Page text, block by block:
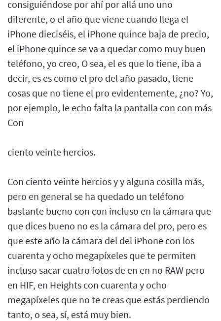
consiguiéndose por ahí por allá uno uno
diferente, o el año que viene cuando llega el
iPhone dieciséis, el iPhone quince baja de precio,
el iPhone quince se va a quedar como muy buen
teléfono, yo creo, O sea, el es que lo tiene, iba a
decir, es es como el pro del año pasado, tiene
cosas que no tiene el pro evidentemente, ¿no? Yo,
por ejemplo, le echo falta la pantalla con con más
Con
ciento veinte hercios.
Con ciento veinte hercios y y alguna cosilla más,
pero en general se ha quedado un teléfono
bastante bueno con con incluso en la cámara que
que dices bueno no es la cámara del pro, pero es
que este año la cámara del del iPhone con los
cuarenta y ocho megapíxeles que te permiten
incluso sacar cuatro fotos de en en no RAW pero
en HIF, en Heights con cuarenta y ocho
megapíxeles que no te creas que estás perdiendo
tanto, o sea, sí, está muy bien.